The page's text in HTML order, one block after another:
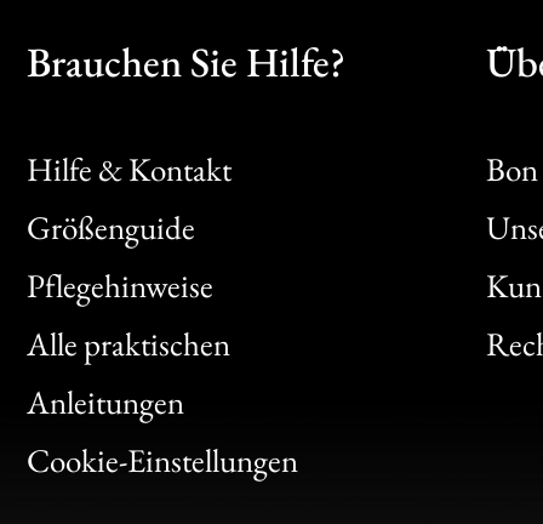
Brauchen Sie Hilfe?
Hilfe & Kontakt
Größenguide
Pflegehinweise
Alle praktischen
Anleitungen
Cookie-Einstellungen
Bon
Clic